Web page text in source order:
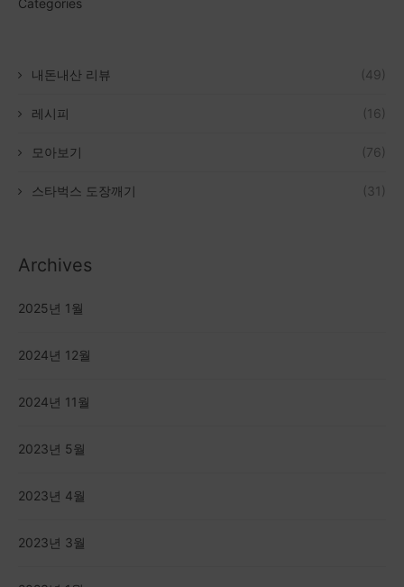
내돈내산 리뷰 (49)
레시피 (16)
모아보기 (76)
스타벅스 도장깨기 (31)
Archives
2025년 1월
2024년 12월
2024년 11월
2023년 5월
2023년 4월
2023년 3월